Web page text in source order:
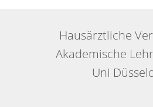
Hausärztliche
Akademische
Uni